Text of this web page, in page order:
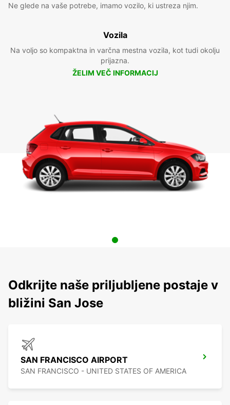
Ne glede na vaše potrebe, imamo vozilo, ki ustreza njim.
Vozila
Na voljo so kompaktna in varčna mestna vozila, kot tudi okolju
prijazna.
ŽELIM VEČ INFORMACIJ
Odkrijte naše priljubljene postaje v
bližini San Jose
SAN FRANCISCO AIRPORT
SAN FRANCISCO - UNITED STATES OF AMERICA